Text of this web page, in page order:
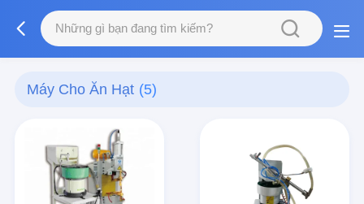
Máy Cho Ăn Hạt (5)